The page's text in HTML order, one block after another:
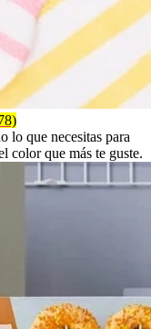
lo que necesitas para
color que más te guste.